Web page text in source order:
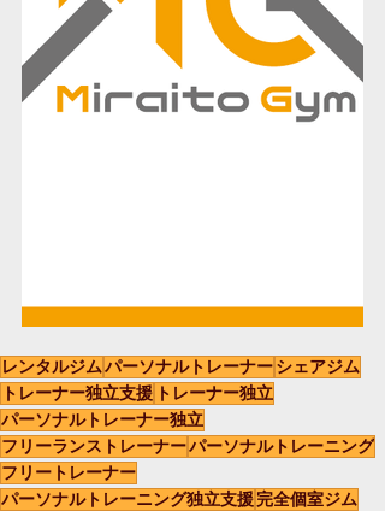
レンタルジムパーソナルトレーナーシェアジム
トレーナー独立支援 トレーナー独立
パーソナルトレーナー独立
フリーランストレーナーパーソナルトレーニング
フリートレーナー
パーソナルトレーニング独立支援完全個室ジム